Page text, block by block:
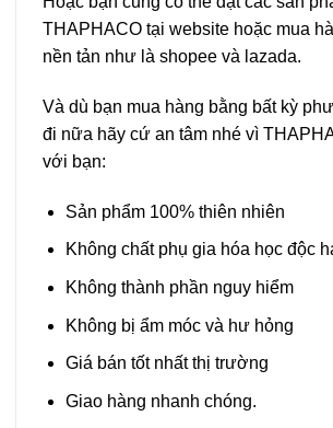
THAPHACO tại website hoặc mua
nền tản như là shopee và lazada.
Và dù bạn mua hàng bằng bất kỳ
đi nữa hãy cứ an tâm nhé vì
với bạn:
Sản phẩm 100% thiên nhiên
Không chất phụ gia hóa học độc
Không thành phần nguy hiểm
Không bị ẩm móc và hư hỏng
Giá bán tốt nhất thị trường
Giao hàng nhanh chóng.